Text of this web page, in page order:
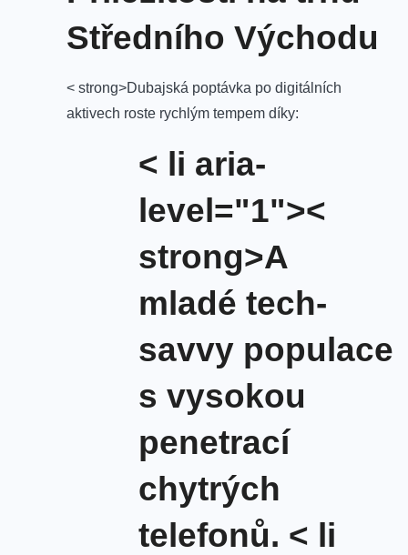
Středního Východu
< strong>Dubajská poptávka po digitálních
aktivech roste rychlým tempem díky:
< li aria-
level="1"><
strong>A
mladé tech-
savvy populace
s vysokou
penetrací
chytrých
telefonů. < li